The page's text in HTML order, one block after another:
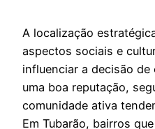
A localização
aspectos sociais e
influenciar a decisão de
uma boa reputação,
comunidade ativa
Em Tubarão, bairros